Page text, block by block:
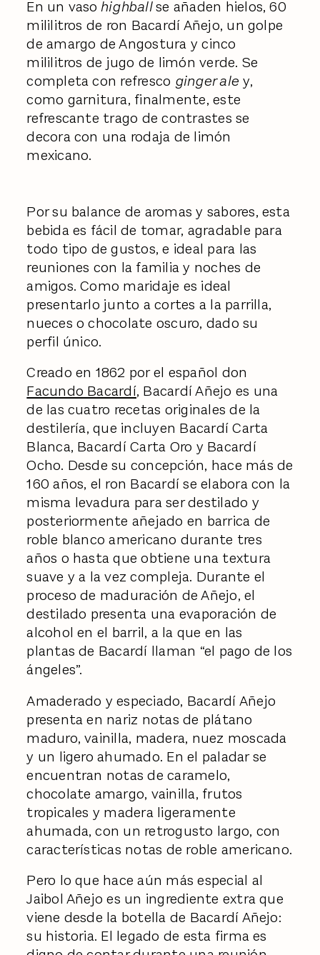
En un vaso highballse añaden hielos, 60
mililitros de ron Bacardí Añejo, un golpe
de amargo de Angostura y cinco
mililitros de jugo de limón verde. Se
completa con refresco ginger ale y,
como garnitura, finalmente, este
refrescante trago de contrastes se
decora con una rodaja de limón
mexicano.
Por su balance de aromas y sabores, esta
bebida es fácil de tomar, agradable para
todo tipo de gustos, e ideal para las
reuniones con la familia y noches de
amigos. Como maridaje es ideal
presentarlo junto a cortes a la parrilla,
nueces o chocolate oscuro, dado su
perfil único.
Creado en 1862 por el español don
Facundo Bacardí, Bacardí Añejo es una
de las cuatro recetas originales de la
destilería, que incluyen Bacardí Carta
Blanca, Bacardí Carta Oro y Bacardí
Ocho. Desde su concepción, hace más de
160 años, el ron Bacardí se elabora con la
misma levadura para ser destilado y
posteriormente añejado en barrica de
roble blanco americano durante tres
años o hasta que obtiene una textura
suave y a la vez compleja. Durante el
proceso de maduración de Añejo, el
destilado presenta una evaporación de
alcohol en el barril, a la que en las
plantas de Bacardí llaman “el pago de los
ángeles”.
Amaderado y especiado, Bacardí Añejo
presenta en nariz notas de plátano
maduro, vainilla, madera, nuez moscada
y un ligero ahumado. En el paladar se
encuentran notas de caramelo,
chocolate amargo, vainilla, frutos
tropicales y madera ligeramente
ahumada, con un retrogusto largo, con
características notas de roble americano.
Pero lo que hace aún más especial al
Jaibol Añejo es un ingrediente extra que
viene desde la botella de Bacardí Añejo:
su historia. El legado de esta firma es